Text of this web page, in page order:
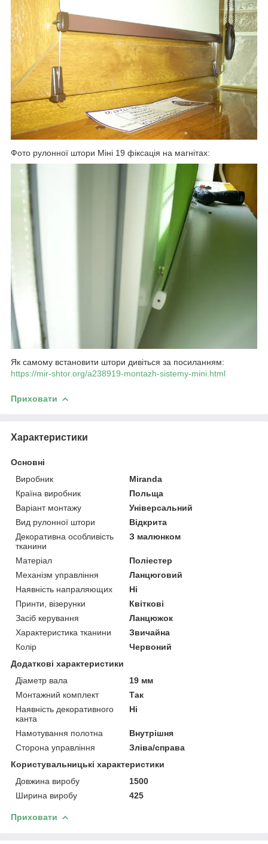
Фото рулонної штори Міні 19 фіксація на магнітах:
Як самому встановити штори дивіться за посиланням:
https://mir-shtor.org/a238919-montazh-sistemy-mini.html
Приховати
Характеристики
Основні
Виробник
Miranda
Країна виробник
Польща
Варіант монтажу
Універсальний
Вид рулонної штори
Відкрита
Декоративна особливість
тканини
З малюнком
Матеріал
Поліестер
Механізм управління
Ланцюговий
Наявність напраляющих
Ні
Принти, візерунки
Квіткові
Засіб керування
Ланцюжок
Характеристика тканини
Звичайна
Колір
Червоний
Додаткові характеристики
Діаметр вала
19 мм
Монтажний комплект
Так
Наявність декоративного
канта
Ні
Намотування полотна
Внутрішня
Сторона управління
Зліва/справа
Користувальницькі характеристики
Довжина виробу
1500
Ширина виробу
425
Приховати